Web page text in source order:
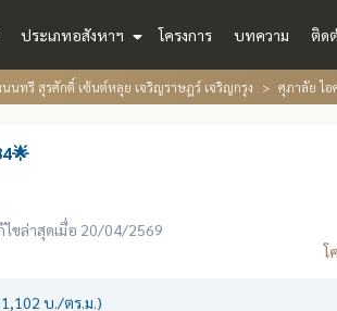
ประเภทอสังหาฯ โครงการ บทความ ติด
นทรี สุรศักดิ์ เซ้นต์หลุย เจริญราษฎร์ เจริญกรุง ศุภาลัย ไ
ไขล่าสุดเมื่อ 20/04/2569
โ
บ./ตร.ม.)